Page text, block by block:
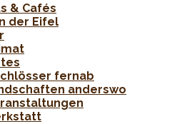
& Cafés
der Eifel
fernab
anderswo